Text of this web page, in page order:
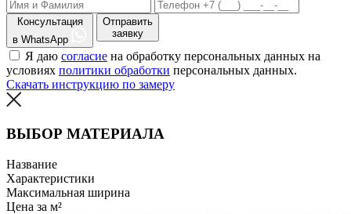
Консультация
в WhatsApp
Отправить
заявку
Я даю согласие на обработку персональных данных на
условиях политики обработки персональных данных.
Скачать инструкцию по замеру
ВЫБОР МАТЕРИАЛА
Название
Характеристики
Максимальная ширина
Цена за м²